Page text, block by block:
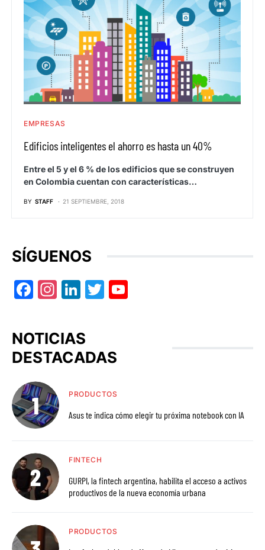
EMPRESAS
Edificios inteligentes el ahorro es hasta un 40%
Entre el 5 y el 6 % de los edificios que se construyen
en Colombia cuentan con características…
BY STAFF 21 SEPTIEMBRE, 2018
SÍGUENOS
Facebook
Instagram
LinkedIn
Twitter
NOTICIAS
DESTACADAS
PRODUCTOS
Asus te indica cómo elegir tu próxima notebook con IA
FINTECH
GURPI, la fintech argentina, habilita el acceso a activos
productivos de la nueva economía urbana
PRODUCTOS